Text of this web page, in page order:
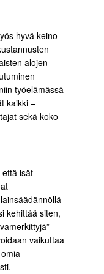
hyvä keino
alojen
työelämässä
kaikki –
sekä koko
että isät
kehittää siten,
vaikuttaa